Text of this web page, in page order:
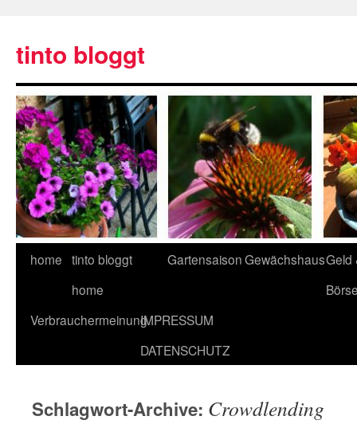
tinto bloggt
home tinto bloggt
home
GartensaisonGewächshausGeld
VerbrauchermeinungIMPRESSUM
DATENSCHUTZ
Schlagwort-Archive: Crowdlending